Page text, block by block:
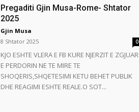
Pregaditi Gjin Musa-Rome- Shtator
2025
Gjin Musa
8 Shtator 2025
0
KJO ESHTE VLERA E FB KURE NJERZIT E ZGJUAR
E PERDORIN NE TE MIRE TE
SHOQERIS,SHQETESIMI KETU BEHET PUBLIK
DHE REAGIMI ESHTE REALE.O SOT...